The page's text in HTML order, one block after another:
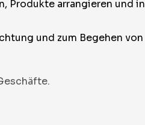
Produkte arrangieren und in
und zum Begehen von